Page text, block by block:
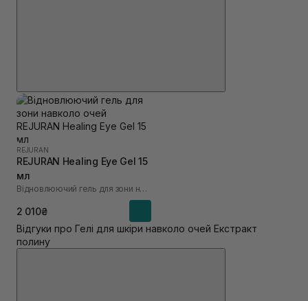
REJURAN
REJURAN Healing Eye Gel 15
мл
Відновлюючий гель для зони навколо очей
2 010₴
Відгуки про Гелі для шкіри навколо очей Екстракт
полину